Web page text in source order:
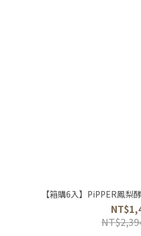
【箱購6入】PiPPER鳳梨